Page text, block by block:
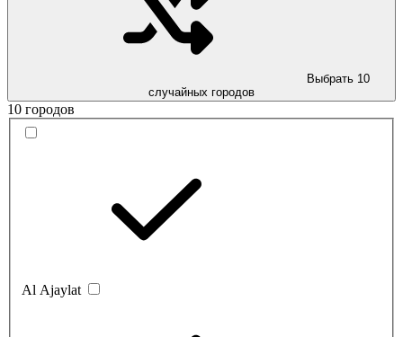
Выбрать 10
случайных городов
10 городов
Al Ajaylat